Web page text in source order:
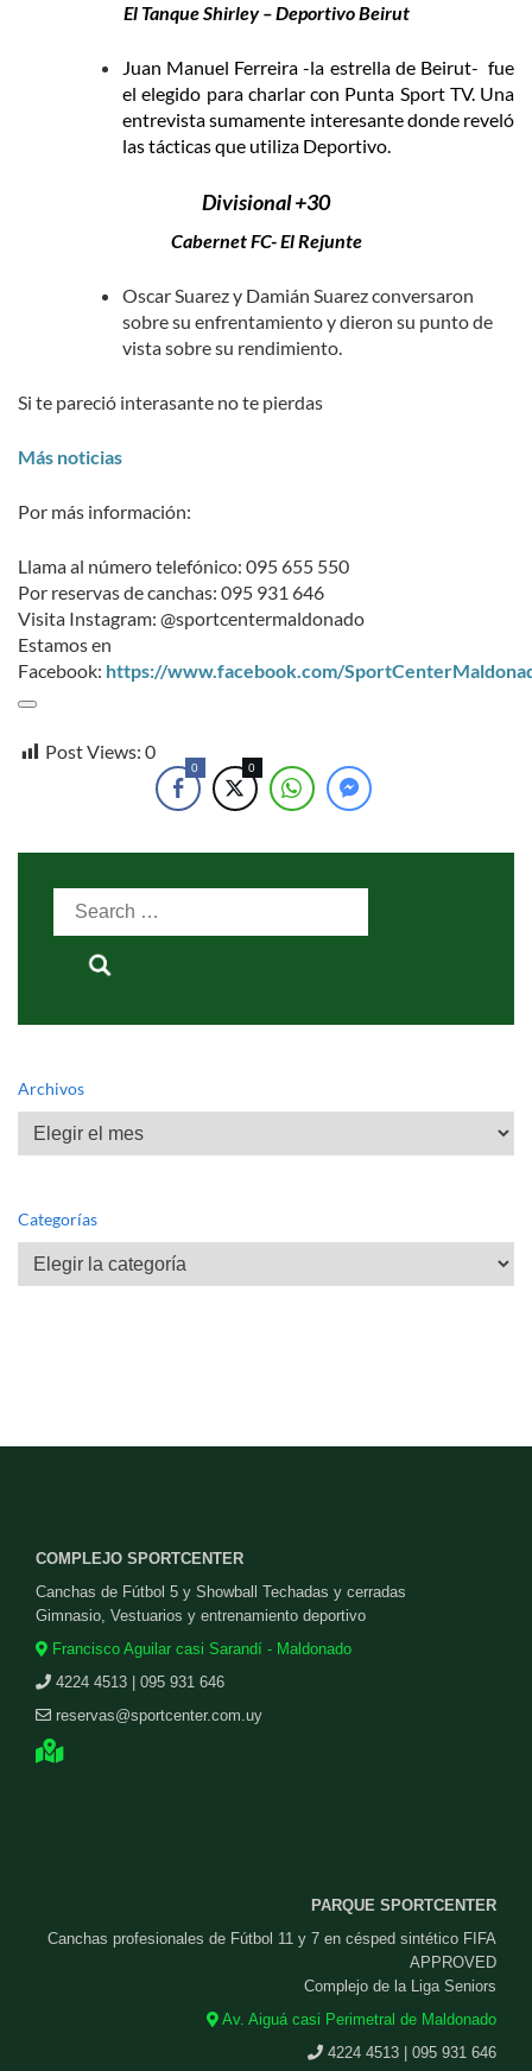
El Tanque Shirley – Deportivo Beirut
Juan Manuel Ferreira -la estrella de Beirut- fue
el elegido para charlar con Punta Sport TV. Una
entrevista sumamente interesante donde reveló
las tácticas que utiliza Deportivo.
Divisional +30
Cabernet FC- El Rejunte
Oscar Suarez y Damián Suarez conversaron
sobre su enfrentamiento y dieron su punto de
vista sobre su rendimiento.
Si te pareció interasante no te pierdas
Más noticias
Por más información:
Llama al número telefónico: 095 655 550
Por reservas de canchas: 095 931 646
Visita Instagram: @sportcentermaldonado
Estamos en
Facebook: https://www.facebook.com/
Post Views: 0
0 0
Search
Archivos
Archivos
Categorías
Categorías
COMPLEJO SPORTCENTER
Canchas de Fútbol 5 y Showball Techadas y cerradas
Gimnasio, Vestuarios y entrenamiento deportivo
Francisco Aguilar casi Sarandí - Maldonado
4224 4513 | 095 931 646
reservas@sportcenter.com.uy
PARQUE SPORTCENTER
Canchas profesionales de Fútbol 11 y 7 en césped sintético FIFA
APPROVED
Complejo de la Liga Seniors
Av. Aiguá casi Perimetral de Maldonado
4224 4513 | 095 931 646